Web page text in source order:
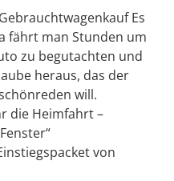
Es
fährt man Stunden um
zu begutachten und
heraus, das der
will.
die Heimfahrt –
von